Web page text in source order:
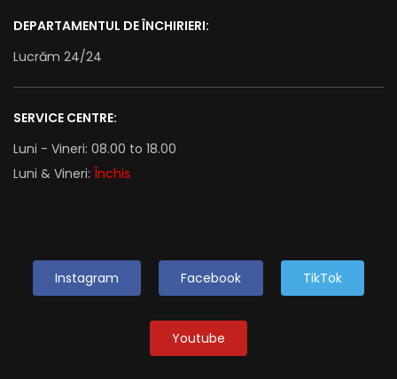
DEPARTAMENTUL DE ÎNCHIRIERI:
Lucrăm 24/24
SERVICE CENTRE:
Luni - Vineri: 08.00 to 18.00
Luni & Vineri: Închis
Instagram Facebook TikTok
Youtube